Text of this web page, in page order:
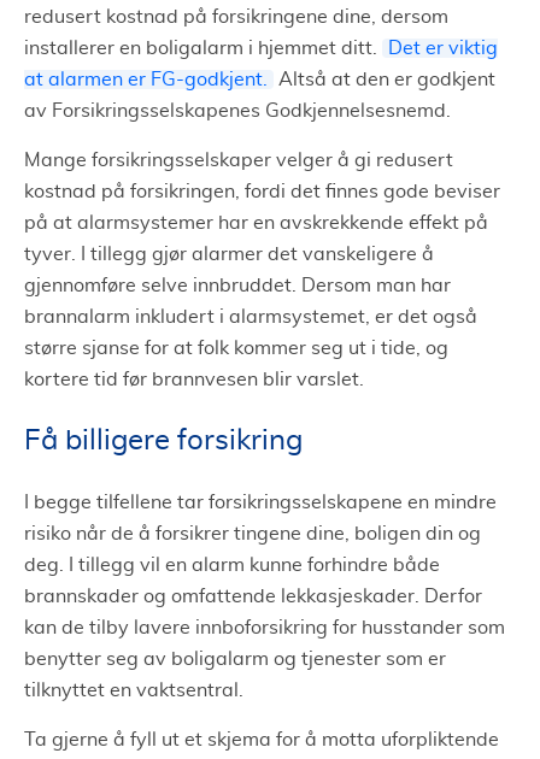
redusert kostnad på forsikringene dine, dersom
installerer en boligalarm i hjemmet ditt.
Det er viktig
at alarmen er FG-godkjent.
Altså at den er godkjent
av Forsikringsselskapenes Godkjennelsesnemd.
Mange forsikringsselskaper velger å gi redusert
kostnad på forsikringen, fordi det finnes gode beviser
på at alarmsystemer har en avskrekkende effekt på
tyver. I tillegg gjør alarmer det vanskeligere å
gjennomføre selve innbruddet. Dersom man har
brannalarm inkludert i alarmsystemet, er det også
større sjanse for at folk kommer seg ut i tide, og
kortere tid før brannvesen blir varslet.
Få billigere forsikring
I begge tilfellene tar forsikringsselskapene en mindre
risiko når de å forsikrer tingene dine, boligen din og
deg. I tillegg vil en alarm kunne forhindre både
brannskader og omfattende lekkasjeskader. Derfor
kan de tilby lavere innboforsikring for husstander som
benytter seg av boligalarm og tjenester som er
tilknyttet en vaktsentral.
Ta gjerne å fyll ut et skjema for å motta uforpliktende